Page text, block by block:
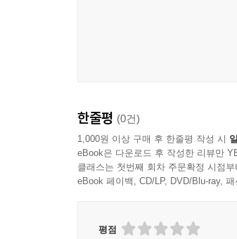
한줄평 (0건)
1,000원 이상 구매 후 한줄평 작성 시
eBook은 다운로드 후 작성한 리뷰만
클래스는 첫번째 회차 주문확정 시점
eBook 페이백, CD/LP, DVD/Blu-ray,
평점